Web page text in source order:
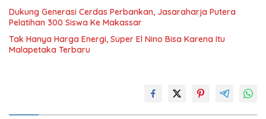
Dukung Generasi Cerdas Perbankan, Jasaraharja Putera
Pelatihan 300 Siswa Ke Makassar
Tak Hanya Harga Energi, Super El Nino Bisa Karena Itu
Malapetaka Terbaru